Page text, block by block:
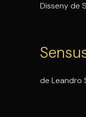
Disseny de
de Leandro